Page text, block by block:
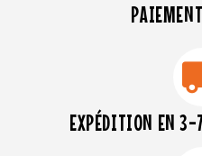
EXPÉDITION EN 3-